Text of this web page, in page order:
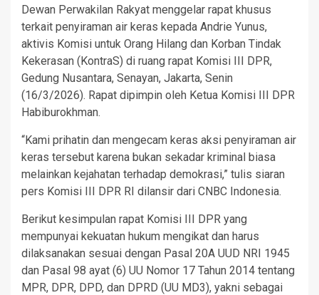
Dewan Perwakilan Rakyat menggelar rapat khusus
terkait penyiraman air keras kepada Andrie Yunus,
aktivis Komisi untuk Orang Hilang dan Korban Tindak
Kekerasan (KontraS) di ruang rapat Komisi III DPR,
Gedung Nusantara, Senayan, Jakarta, Senin
(16/3/2026). Rapat dipimpin oleh Ketua Komisi III DPR
Habiburokhman.
“Kami prihatin dan mengecam keras aksi penyiraman air
keras tersebut karena bukan sekadar kriminal biasa
melainkan kejahatan terhadap demokrasi,” tulis siaran
pers Komisi III DPR RI dilansir dari CNBC Indonesia.
Berikut kesimpulan rapat Komisi III DPR yang
mempunyai kekuatan hukum mengikat dan harus
dilaksanakan sesuai dengan Pasal 20A UUD NRI 1945
dan Pasal 98 ayat (6) UU Nomor 17 Tahun 2014 tentang
MPR, DPR, DPD, dan DPRD (UU MD3), yakni sebagai